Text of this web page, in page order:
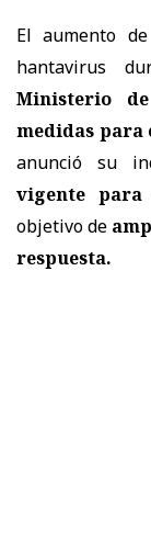
El aumento
hantavirus
Ministerio
medidas para
anunció su
vigente para
objetivo de
respuesta.